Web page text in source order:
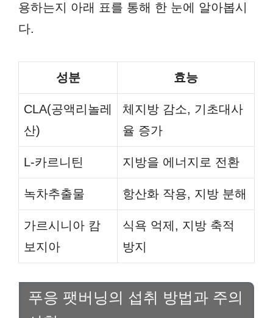
용하는지 아래 표를 통해 한 눈에 알아봅시
다.
성분 효능
CLA(공액리놀레
산)
체지방 감소, 기초대사
율 증가
L-카르니틴 지방을 에너지로 전환
녹차추출물 항산화 작용, 지방 분해
가르시니아 캄
보지아
식욕 억제, 지방 축적
방지
푸응 팻버닝의 섭취 방법과 주의